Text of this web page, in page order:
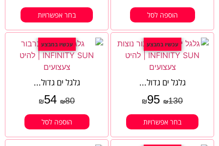
הוספה לסל בחר אפשרויות
עכשיו במבצע
גלגל ים גדול...
₪130
₪95
בחר אפשרויות
עכשיו במבצע
גלגל ים גדול...
₪80
₪54
הוספה לסל